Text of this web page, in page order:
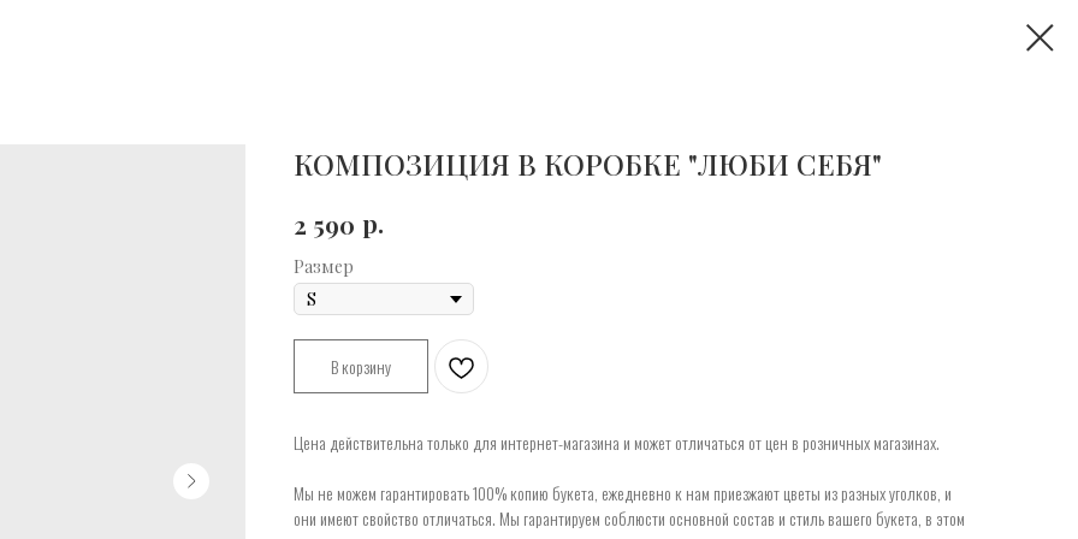
КОМПОЗИЦИЯ В КОРОБКЕ "ЛЮБИ СЕБЯ"
2 590 р.
Размер
В корзину
Цена действительна только для интернет-магазина и может отличаться от цен в розничных магазинах.
Мы не можем гарантировать 100% копию букета, ежедневно к нам приезжают цветы из разных уголков, и
они имеют свойство отличаться. Мы гарантируем соблюсти основной состав и стиль вашего букета, в этом